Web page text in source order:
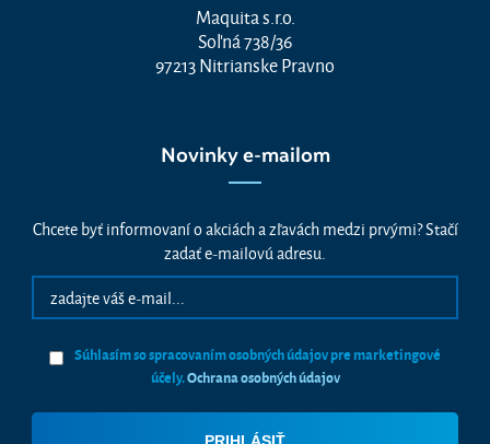
Maquita s.r.o.
Soľná 738/36
97213 Nitrianske Pravno
Novinky e-mailom
Chcete byť informovaní o akciách a zľavách medzi prvými? Stačí
zadať e-mailovú adresu.
Súhlasím so spracovaním osobných údajov pre marketingové
účely.Ochrana osobných údajov